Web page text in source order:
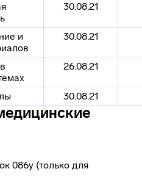
30.08.21
и
30.08.21
26.08.21
30.08.21
086у (только для